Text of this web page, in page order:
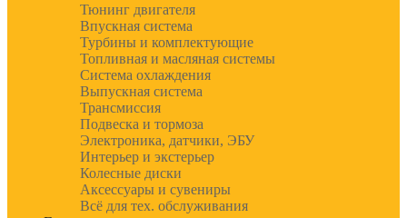
Тюнинг двигателя
Впускная система
Турбины и комплектующие
Топливная и масляная системы
Система охлаждения
Выпускная система
Трансмиссия
Подвеска и тормоза
Электроника, датчики, ЭБУ
Интерьер и экстерьер
Колесные диски
Аксессуары и сувениры
Всё для тех. обслуживания